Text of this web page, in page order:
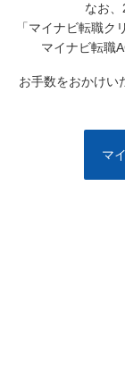
なお
「マイナビ転職ク
マイナビ転職
お手数をおかけい
マ